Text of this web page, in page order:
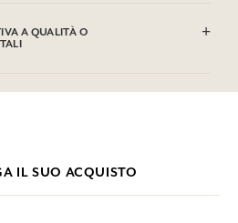
Sodium Chloride, Glycerin, Argania
Etidronate, Sodium Thiosulfate,
A QUALITÀ O
o le caratteristiche ambientali
IL SUO ACQUISTO